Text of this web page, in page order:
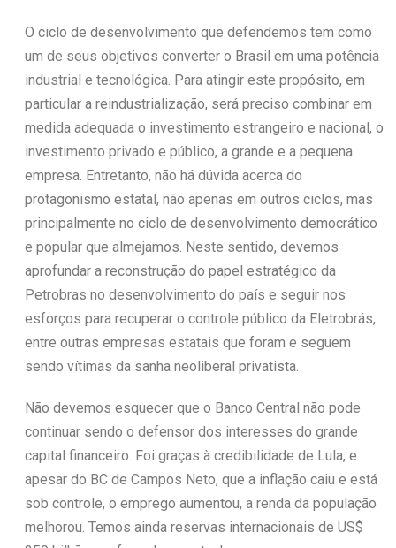
O ciclo de desenvolvimento que defendemos tem como
um de seus objetivos converter o Brasil em uma potência
industrial e tecnológica. Para atingir este propósito, em
particular a reindustrialização, será preciso combinar em
medida adequada o investimento estrangeiro e nacional, o
investimento privado e público, a grande e a pequena
empresa. Entretanto, não há dúvida acerca do
protagonismo estatal, não apenas em outros ciclos, mas
principalmente no ciclo de desenvolvimento democrático
e popular que almejamos. Neste sentido, devemos
aprofundar a reconstrução do papel estratégico da
Petrobras no desenvolvimento do país e seguir nos
esforços para recuperar o controle público da Eletrobrás,
entre outras empresas estatais que foram e seguem
sendo vítimas da sanha neoliberal privatista.
Não devemos esquecer que o Banco Central não pode
continuar sendo o defensor dos interesses do grande
capital financeiro. Foi graças à credibilidade de Lula, e
apesar do BC de Campos Neto, que a inflação caiu e está
sob controle, o emprego aumentou, a renda da população
melhorou. Temos ainda reservas internacionais de US$